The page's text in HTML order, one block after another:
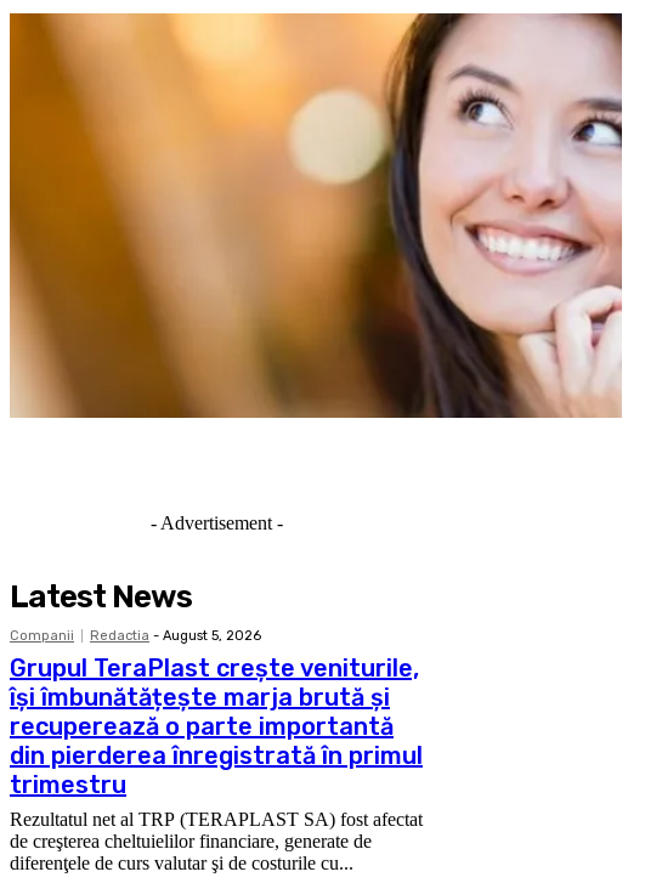
- Advertisement -
Latest News
Companii Redactia - August 5, 2026
Grupul TeraPlast crește veniturile,
își îmbunătățește marja brută și
recuperează o parte importantă
din pierderea înregistrată în primul
trimestru
Rezultatul net al TRP (TERAPLAST SA) fost afectat
de creşterea cheltuielilor financiare, generate de
diferenţele de curs valutar şi de costurile cu...